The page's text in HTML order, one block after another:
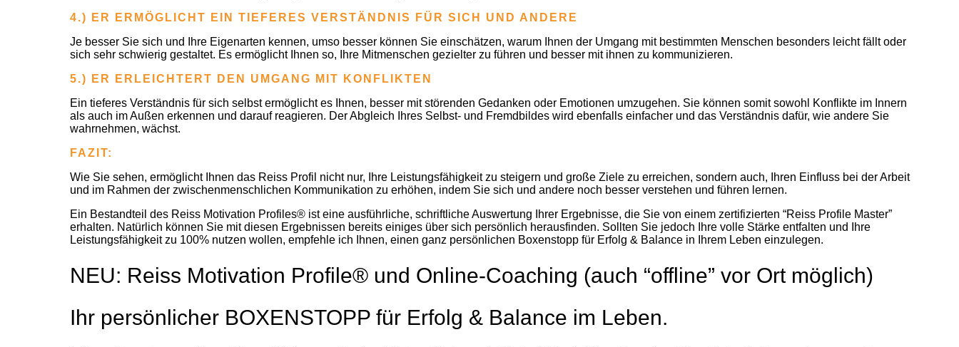
4.) ER ERMÖGLICHT EIN TIEFERES VERSTÄNDNIS FÜR SICH UND ANDERE
Je besser Sie sich und Ihre Eigenarten kennen, umso besser können Sie einschätzen, warum Ihnen der Umgang mit bestimmten Menschen besonders leicht fällt oder
sich sehr schwierig gestaltet. Es ermöglicht Ihnen so, Ihre Mitmenschen gezielter zu führen und besser mit ihnen zu kommunizieren.
5.) ER ERLEICHTERT DEN UMGANG MIT KONFLIKTEN
Ein tieferes Verständnis für sich selbst ermöglicht es Ihnen, besser mit störenden Gedanken oder Emotionen umzugehen. Sie können somit sowohl Konflikte im Innern
als auch im Außen erkennen und darauf reagieren. Der Abgleich Ihres Selbst- und Fremdbildes wird ebenfalls einfacher und das Verständnis dafür, wie andere Sie
wahrnehmen, wächst.
FAZIT:
Wie Sie sehen, ermöglicht Ihnen das Reiss Profil nicht nur, Ihre Leistungsfähigkeit zu steigern und große Ziele zu erreichen, sondern auch, Ihren Einfluss bei der Arbeit
und im Rahmen der zwischenmenschlichen Kommunikation zu erhöhen, indem Sie sich und andere noch besser verstehen und führen lernen.
Ein Bestandteil des Reiss Motivation Profiles® ist eine ausführliche, schriftliche Auswertung Ihrer Ergebnisse, die Sie von einem zertifizierten “Reiss Profile Master”
erhalten. Natürlich können Sie mit diesen Ergebnissen bereits einiges über sich persönlich herausfinden. Sollten Sie jedoch Ihre volle Stärke entfalten und Ihre
Leistungsfähigkeit zu 100% nutzen wollen, empfehle ich Ihnen, einen ganz persönlichen Boxenstopp für Erfolg & Balance in Ihrem Leben einzulegen.
NEU: Reiss Motivation Profile® und Online-Coaching (auch “offline” vor Ort möglich)
Ihr persönlicher BOXENSTOPP für Erfolg & Balance im Leben.